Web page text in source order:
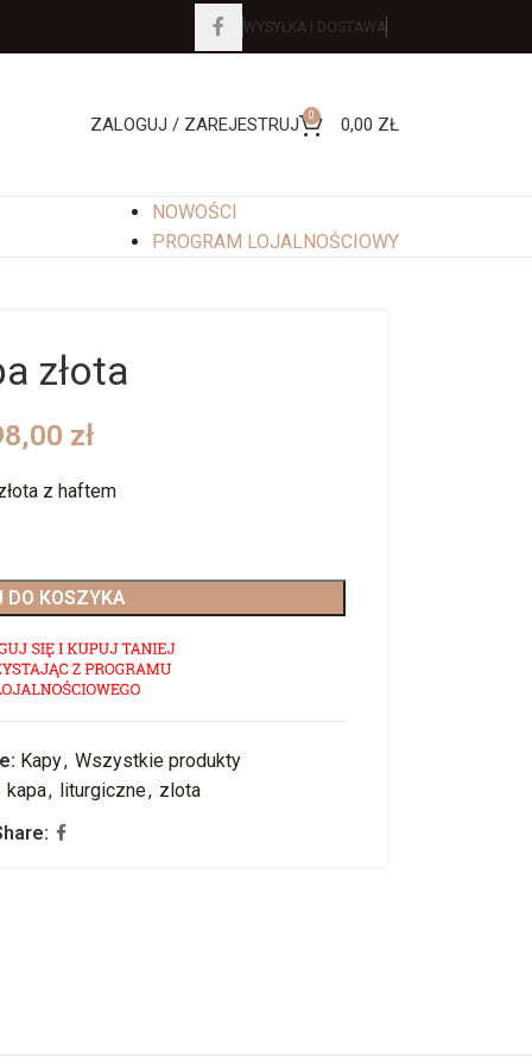
WYSYŁKA I DOSTAWA
ZALOGUJ / ZAREJESTRUJ 0 0,00 ZŁ
NOWOŚCI
PROGRAM LOJALNOŚCIOWY
złota
zł
z haftem
DO KOSZYKA
Kapy, Wszystkie produkty
kapa, liturgiczne, zlota